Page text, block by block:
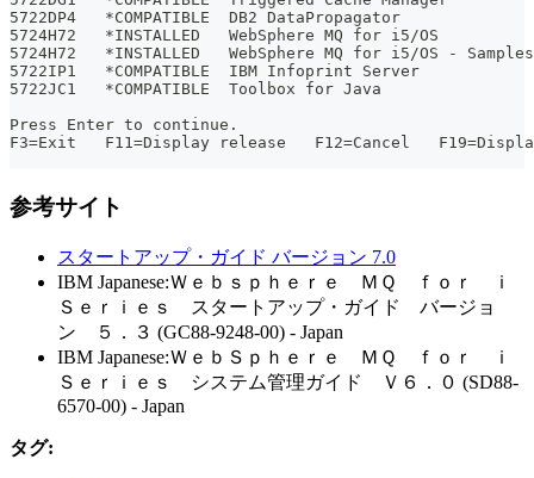
5722DP4   *COMPATIBLE  DB2 DataPropagator
5724H72   *INSTALLED   WebSphere MQ for i5/OS
5724H72   *INSTALLED   WebSphere MQ for i5/OS - Samples
5722IP1   *COMPATIBLE  IBM Infoprint Server
5722JC1   *COMPATIBLE  Toolbox for Java
Press Enter to continue.
F3=Exit   F11=Display release   F12=Cancel
参考サイト
スタートアップ・ガイド バージョン 7.0
IBM Japanese:Ｗｅｂｓｐｈｅｒｅ ＭＱ ｆｏｒ ｉ
Ｓｅｒｉｅｓ スタートアップ・ガイド バージョ
ン ５．３ (GC88-9248-00) - Japan
IBM Japanese:ＷｅｂＳｐｈｅｒｅ ＭＱ ｆｏｒ ｉ
Ｓｅｒｉｅｓ システム管理ガイド Ｖ６．０ (SD88-
6570-00) - Japan
タグ: